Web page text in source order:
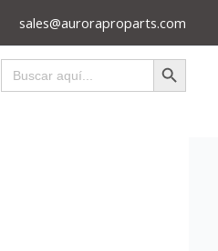
sales@auroraproparts.com
Buscar: Botón de